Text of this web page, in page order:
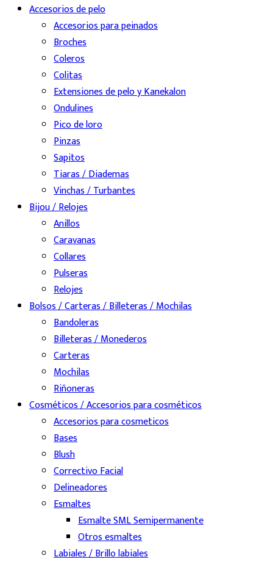
Accesorios de pelo
Accesorios para peinados
Broches
Coleros
Colitas
Extensiones de pelo y Kanekalon
Ondulines
Pico de loro
Pinzas
Sapitos
Tiaras / Diademas
Vinchas / Turbantes
Bijou / Relojes
Anillos
Caravanas
Collares
Pulseras
Relojes
Bolsos / Carteras / Billeteras / Mochilas
Bandoleras
Billeteras / Monederos
Carteras
Mochilas
Riñoneras
Cosméticos / Accesorios para cosméticos
Accesorios para cosmeticos
Bases
Blush
Correctivo Facial
Delineadores
Esmaltes
Esmalte SML Semipermanente
Otros esmaltes
Labiales / Brillo labiales